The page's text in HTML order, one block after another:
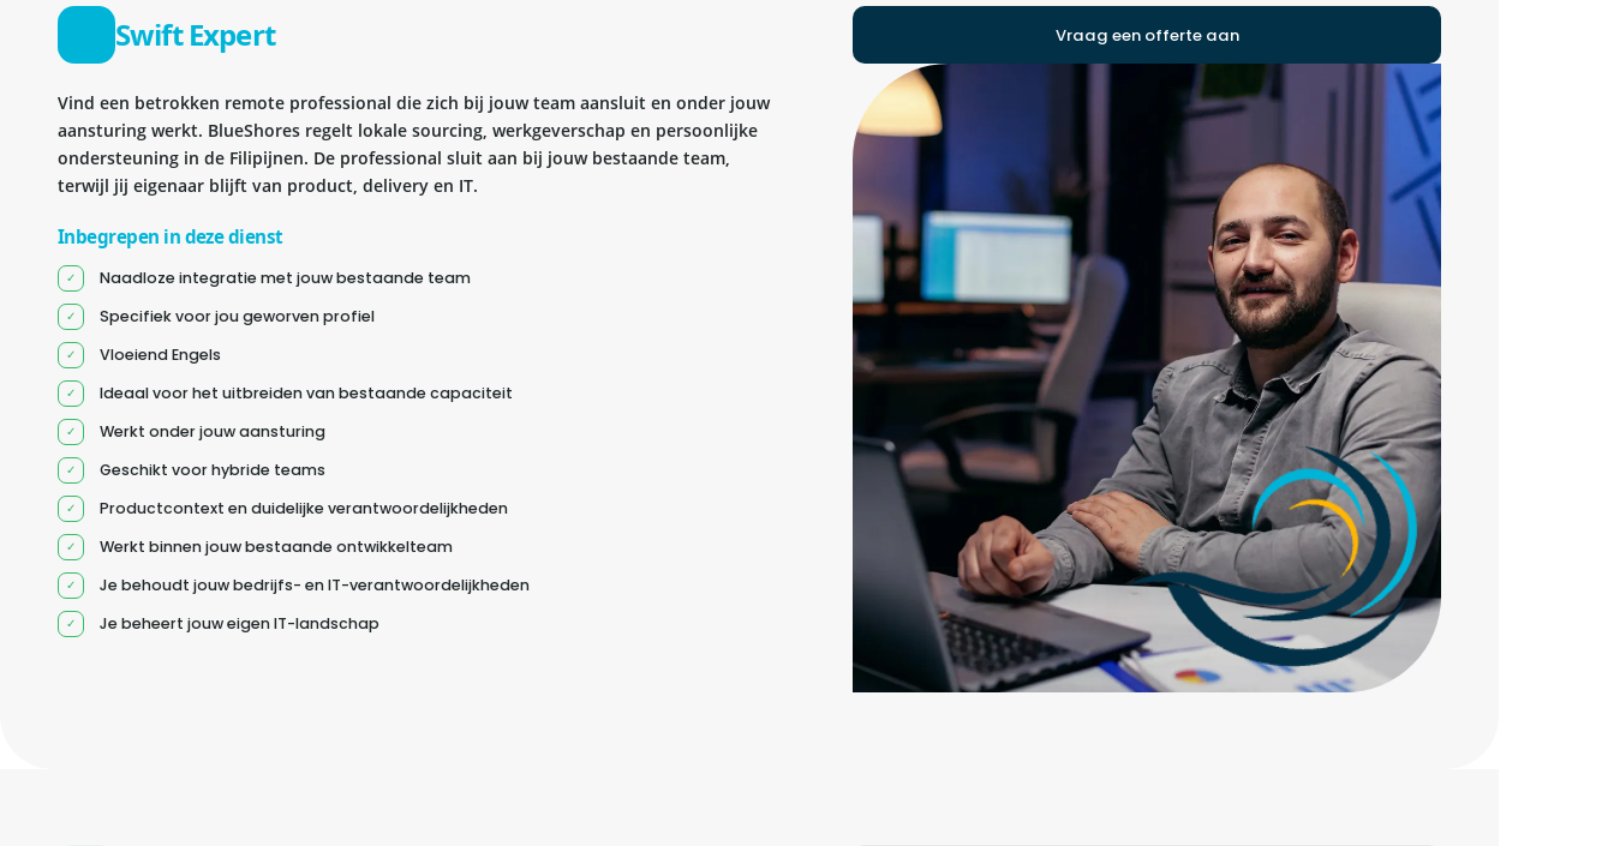
Swift Expert
Vind een betrokken remote professional die zich bij jouw team aansluit en onder jouw
aansturing werkt. BlueShores regelt lokale sourcing, werkgeverschap en persoonlijke
ondersteuning in de Filipijnen. De professional sluit aan bij jouw bestaande team,
terwijl jij eigenaar blijft van product, delivery en IT.
Inbegrepen in deze dienst
Naadloze integratie met jouw bestaande team
Specifiek voor jou geworven profiel
Vloeiend Engels
Ideaal voor het uitbreiden van bestaande capaciteit
Werkt onder jouw aansturing
Geschikt voor hybride teams
Productcontext en duidelijke verantwoordelijkheden
Werkt binnen jouw bestaande ontwikkelteam
Je behoudt jouw bedrijfs- en IT-verantwoordelijkheden
Je beheert jouw eigen IT-landschap
Vraag een offerte aan